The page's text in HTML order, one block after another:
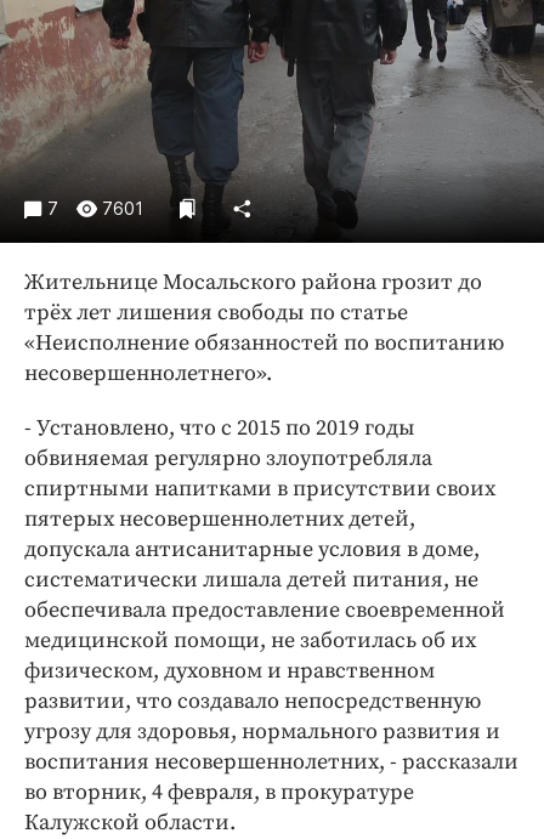
Погода
Праздники
Происшествия
Спорт
Экономика и бизнес
ПРОЕКТЫ
Издания
Медиаперсона
Интересное чтиво
Бренд года
Работодатель года
7 7601
Жительнице Мосальского района грозит до
трёх лет лишения свободы по статье
«Неисполнение обязанностей по воспитанию
несовершеннолетнего».
- Установлено, что с 2015 по 2019 годы
обвиняемая регулярно злоупотребляла
спиртными напитками в присутствии своих
пятерых несовершеннолетних детей,
допускала антисанитарные условия в доме,
систематически лишала детей питания, не
обеспечивала предоставление своевременной
медицинской помощи, не заботилась об их
физическом, духовном и нравственном
развитии, что создавало непосредственную
угрозу для здоровья, нормального развития и
воспитания несовершеннолетних, - рассказали
во вторник, 4 февраля, в прокуратуре
Калужской области.